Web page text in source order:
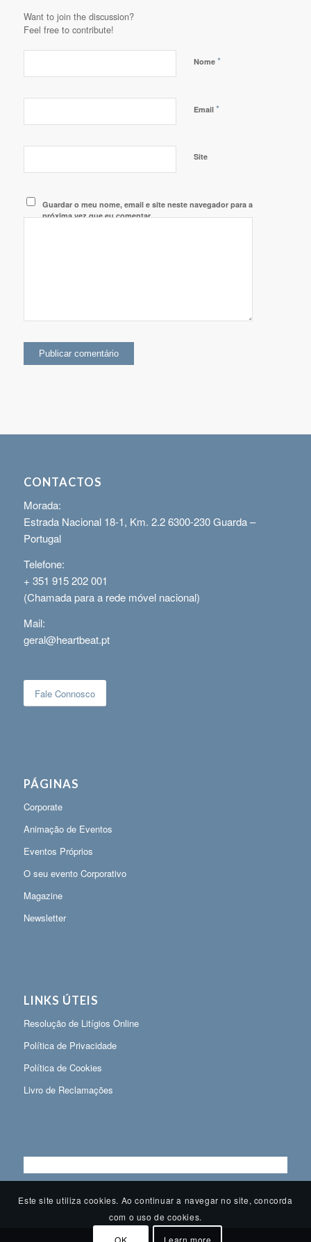
Want to join the discussion?
Feel free to contribute!
Nome *
Email *
Site
Guardar o meu nome, email e site neste navegador para a
próxima vez que eu comentar.
CONTACTOS
Morada:
Estrada Nacional 18-1, Km. 2.2 6300-230 Guarda –
Portugal
Telefone:
+ 351 915 202 001
(Chamada para a rede móvel nacional)
Mail:
geral@heartbeat.pt
Fale Connosco
PÁGINAS
Corporate
Animação de Eventos
Eventos Próprios
O seu evento Corporativo
Magazine
Newsletter
LINKS ÚTEIS
Resolução de Litígios Online
Política de Privacidade
Política de Cookies
Livro de Reclamações
Este site utiliza cookies. Ao continuar a navegar no site, concorda
com o uso de cookies.